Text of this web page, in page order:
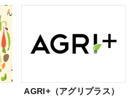
AGRI+（アグリプラス）